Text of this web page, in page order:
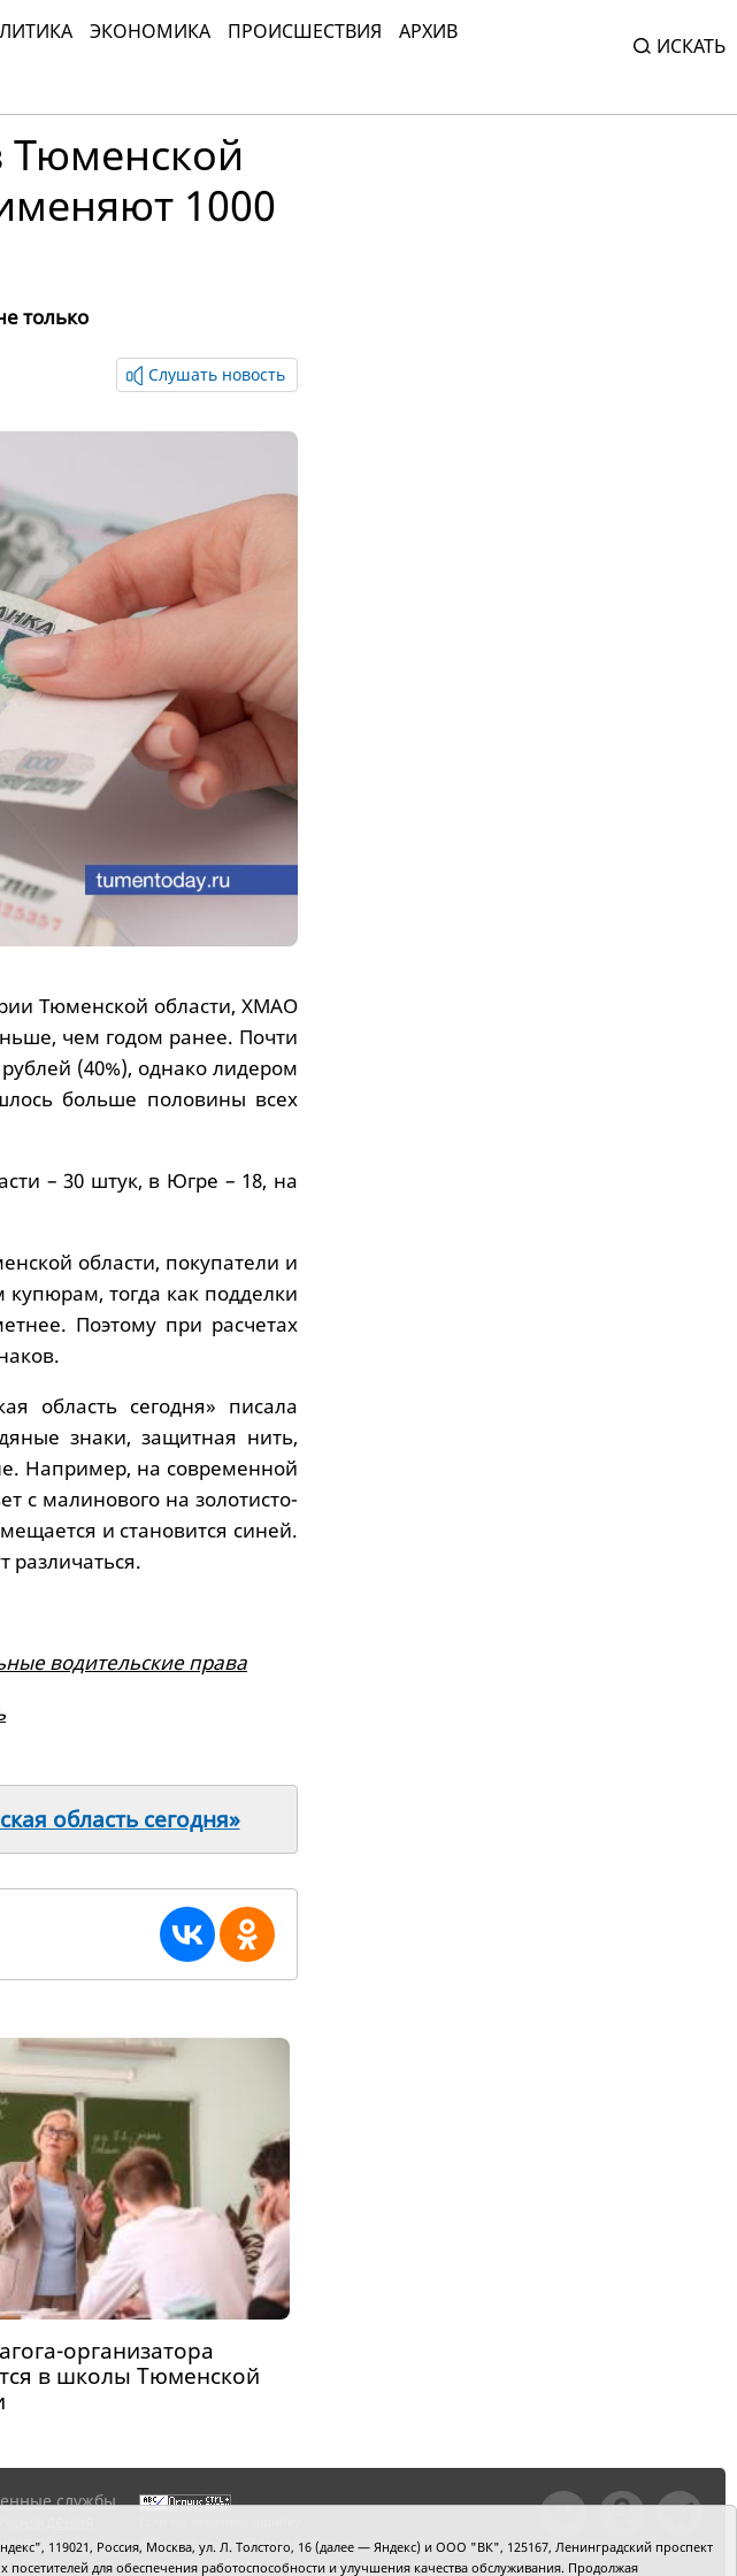
ЭКОНОМИКА ПРОИСШЕСТВИЯ
АРХИВ
ИСКАТЬ
1000
только
Слушать новость
Тюменской области, ХМАО
чем годом ранее. Почти
(40%), однако лидером
больше половины всех
– 30 штук, в Югре – 18, на
области, покупатели и
тогда как подделки
Поэтому при расчетах
область сегодня» писала
знаки, защитная нить,
Например, на современной
с малинового на золотисто-
и становится синей.
различаться.
водительские права
область сегодня»
организатора
в школы Тюменской
службы
об
выделите мышкой текст и
нажмитеCtrl+Enter
119021, Россия, Москва, ул. Л. Толстого, 16 (далее — Яндекс) и ООО "ВК", 125167, Ленинградский проспект
для обеспечения работоспособности и улучшения качества обслуживания. Продолжая